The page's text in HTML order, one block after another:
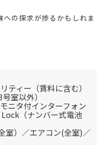
の探求が捗るかもしれま
ティー（賃料に含む）
室以外）
ニタ付インターフォン
（ナンバー式電池
室）／エアコン(全室)／